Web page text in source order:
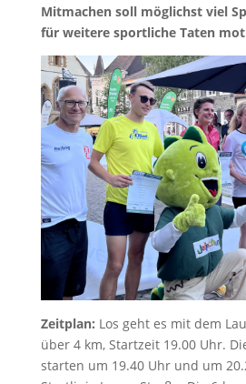
Mitmachen soll möglichst viel
für weitere sportliche Taten
Zeitplan: Los geht es mit dem
über 4 km, Startzeit 19.00 Uhr.
starten um 19.40 Uhr und um